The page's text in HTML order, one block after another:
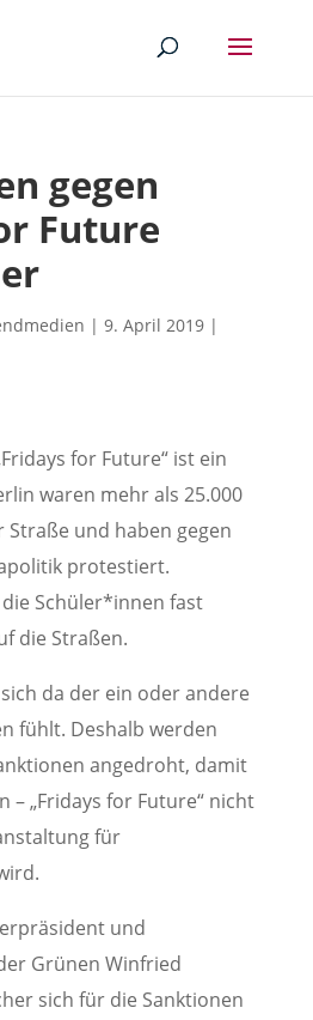
gegen
Future
| 9. April 2019|
for Future“ ist ein
waren mehr als 25.000
Straße und haben gegen
protestiert.
Schüler*innen fast
die Straßen.
da der ein oder andere
fühlt. Deshalb werden
angedroht, damit
– „Fridays for Future“ nicht
für
und
Grünen Winfried
sich für die Sanktionen